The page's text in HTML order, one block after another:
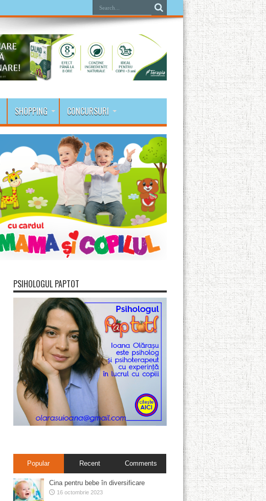
SHOPPING CONCURSURI
PSIHOLOGUL PAPTOT
Popular Recent Comments
Cina pentru bebe în diversificare
16 octombrie 2023